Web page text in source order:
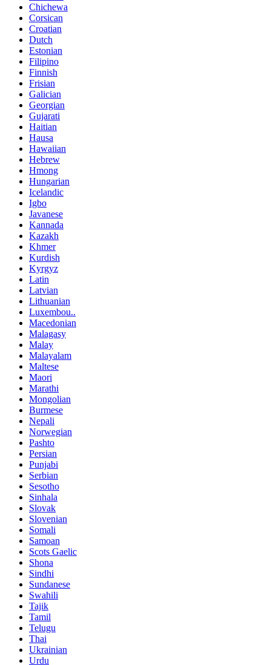
Chichewa
Corsican
Croatian
Dutch
Estonian
Filipino
Finnish
Frisian
Galician
Georgian
Gujarati
Haitian
Hausa
Hawaiian
Hebrew
Hmong
Hungarian
Icelandic
Igbo
Javanese
Kannada
Kazakh
Khmer
Kurdish
Kyrgyz
Latin
Latvian
Lithuanian
Luxembou..
Macedonian
Malagasy
Malay
Malayalam
Maltese
Maori
Marathi
Mongolian
Burmese
Nepali
Norwegian
Pashto
Persian
Punjabi
Serbian
Sesotho
Sinhala
Slovak
Slovenian
Somali
Samoan
Scots Gaelic
Shona
Sindhi
Sundanese
Swahili
Tajik
Tamil
Telugu
Thai
Ukrainian
Urdu